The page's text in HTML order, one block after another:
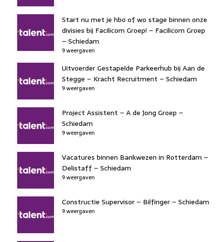
Start nu met je hbo of wo stage binnen onze
divisies bij Facilicom Groep! – Facilicom Groep
– Schiedam
9 weergaven
Uitvoerder Gestapelde Parkeerhub bij Aan de
Stegge – Kracht Recruitment – Schiedam
9 weergaven
Project Assistent – A de Jong Groep –
Schiedam
9 weergaven
Vacatures binnen Bankwezen in Rotterdam –
Delistaff – Schiedam
9 weergaven
Constructie Supervisor – Bilfinger – Schiedam
9 weergaven